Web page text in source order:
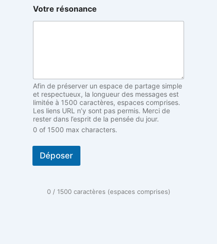
é
s
N
o
m
V
o
t
e
Votre résonance
Afin de préserver un espace de partage simple
et respectueux, la longueur des messages est
limitée à 1500 caractères, espaces comprises.
Les liens URL n’y sont pas permis. Merci de
rester dans l’esprit de la pensée du jour.
0 of 1500 max characters.
Déposer
0 / 1500 caractères (espaces comprises)